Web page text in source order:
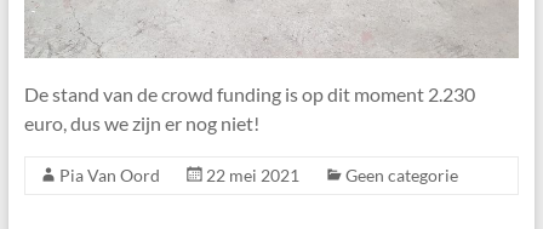
De stand van de crowd funding is op dit moment 2.230
euro, dus we zijn er nog niet!
Pia Van Oord 22 mei 2021 Geen categorie